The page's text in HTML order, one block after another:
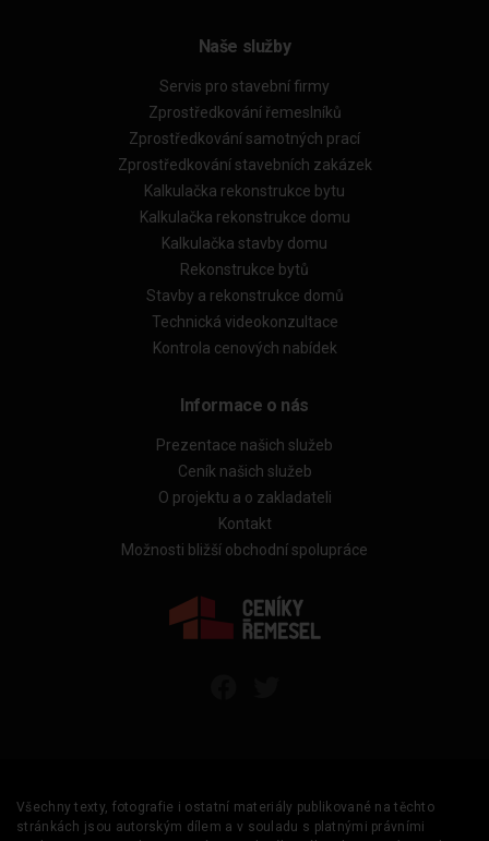
Naše služby
Servis pro stavební firmy
Zprostředkování řemeslníků
Zprostředkování samotných prací
Zprostředkování stavebních zakázek
Kalkulačka rekonstrukce bytu
Kalkulačka rekonstrukce domu
Kalkulačka stavby domu
Rekonstrukce bytů
Stavby a rekonstrukce domů
Technická videokonzultace
Kontrola cenových nabídek
Informace o nás
Prezentace našich služeb
Ceník našich služeb
O projektu a o zakladateli
Kontakt
Možnosti bližší obchodní spolupráce
Všechny texty, fotografie i ostatní materiály publikované na těchto
stránkách jsou autorským dílem a v souladu s platnými právními